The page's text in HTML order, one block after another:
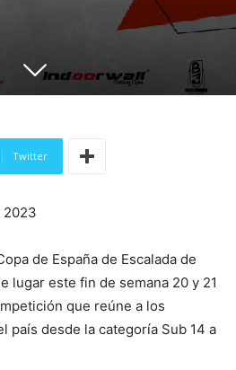
Twitter
2023
de España de Escalada de
lugar este fin de semana 20 y 21
que reúne a los
país desde la categoría Sub 14 a